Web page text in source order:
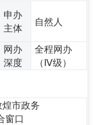
申办
主体
自然人
网办
深度
全程网办
（Ⅳ级）
市政务
窗口